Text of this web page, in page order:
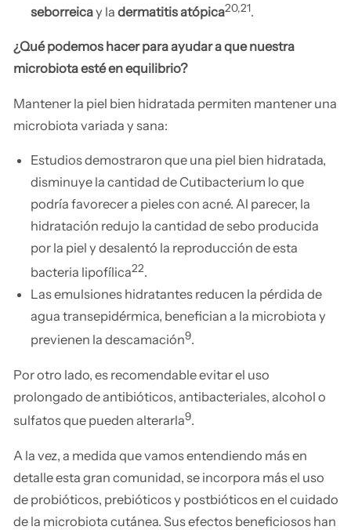
seborreicay la dermatitis atópica20,21.
¿Qué podemos hacer para ayudar a que nuestra
microbiota esté en equilibrio?
Mantener la piel bien hidratada permiten mantener una
microbiota variada y sana:
Estudios demostraron que una piel bien hidratada,
disminuye la cantidad de Cutibacterium lo que
podría favorecer a pieles con acné. Al parecer, la
hidratación redujo la cantidad de sebo producida
por la piel y desalentó la reproducción de esta
bacteria lipofílica22.
Las emulsiones hidratantes reducen la pérdida de
agua transepidérmica, benefician a la microbiota y
previenen la descamación9.
Por otro lado, es recomendable evitar el uso
prolongado de antibióticos, antibacteriales, alcohol o
sulfatos que pueden alterarla9.
A la vez, a medida que vamos entendiendo más en
detalle esta gran comunidad, se incorpora más el uso
de probióticos, prebióticos y postbióticos en el cuidado
de la microbiota cutánea. Sus efectos beneficiosos han